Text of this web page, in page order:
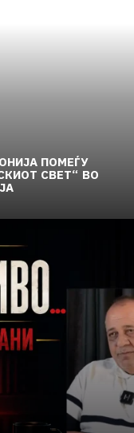
ПОМЕЃУ
СВЕТ“ ВО